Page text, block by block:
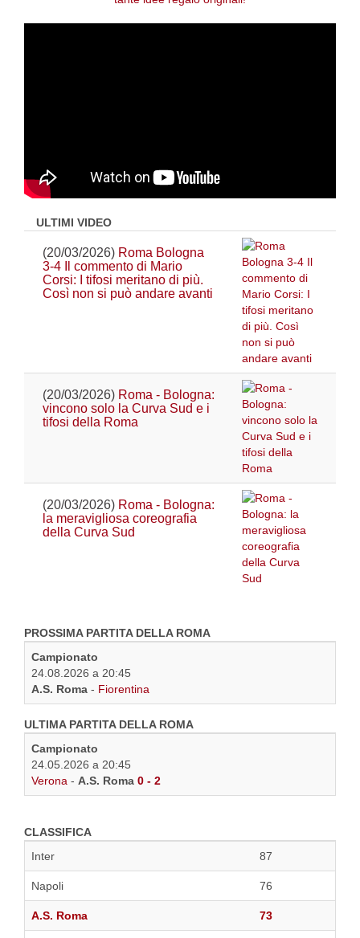
ULTIMI VIDEO
(20/03/2026) Roma Bologna
3-4 Il commento di Mario
Corsi: I tifosi meritano di più.
Così non si può andare avanti
(20/03/2026) Roma - Bologna:
vincono solo la Curva Sud e i
tifosi della Roma
(20/03/2026) Roma - Bologna:
la meravigliosa coreografia
della Curva Sud
PROSSIMA PARTITA DELLA ROMA
Campionato
24.08.2026 a 20:45
A.S. Roma - Fiorentina
ULTIMA PARTITA DELLA ROMA
Campionato
24.05.2026 a 20:45
Verona - A.S. Roma 0 - 2
CLASSIFICA
Inter
87
Napoli 76
A.S. Roma 73